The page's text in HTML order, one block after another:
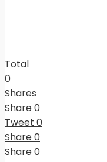
Total
0
Shares
Share0
Tweet 0
Share0
Share0